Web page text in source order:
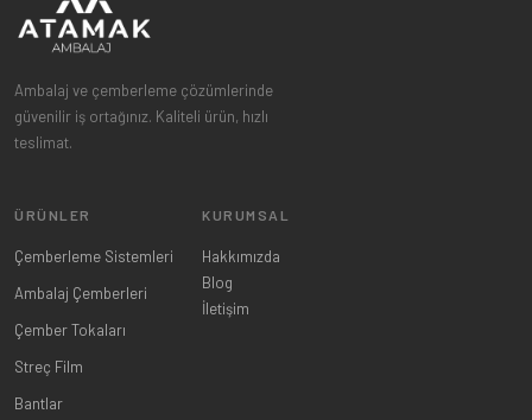
Ambalaj ve çemberleme çözümlerinde
güvenilir iş ortağınız. Kaliteli ürün, hızlı
teslimat.
ÜRÜNLER
Çemberleme Sistemleri
Ambalaj Çemberleri
Çember Tokaları
Streç Film
Bantlar
KURUMSAL
Hakkımızda
Blog
İletişim